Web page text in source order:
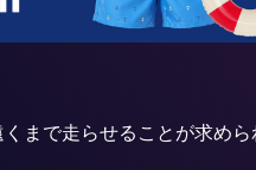
で走らせることが求めら